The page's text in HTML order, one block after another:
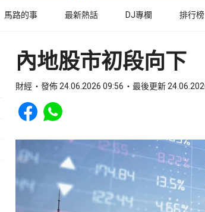
馬路的事 最新熱話 DJ專欄 排行榜
內地股市初段向下
財經 發佈 24.06.2026 09:56 最後更新
Share to Facebook
Share to WhatsApp